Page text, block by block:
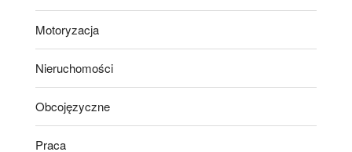
Motoryzacja
Nieruchomości
Obcojęzyczne
Praca